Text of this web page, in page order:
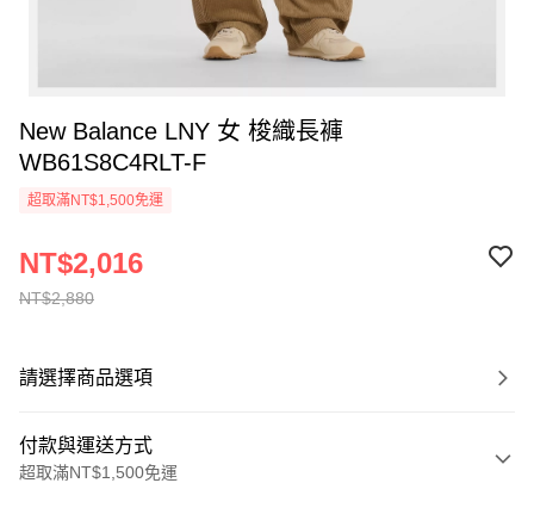
New Balance LNY 女 梭織長褲
WB61S8C4RLT-F
超取滿NT$1,500免運
NT$2,880
NT$2,016
請選擇商品選項
付款與運送方式
超取滿NT$1,500免運